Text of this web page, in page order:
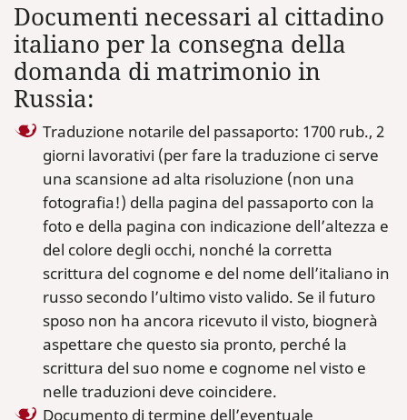
Documenti necessari al cittadino
italiano per la consegna della
domanda di matrimonio in
Russia:
Traduzione notarile del passaporto: 1700 rub., 2
giorni lavorativi (per fare la traduzione ci serve
una scansione ad alta risoluzione (non una
fotografia!) della pagina del passaporto con la
foto e della pagina con indicazione dell’altezza e
del colore degli occhi, nonché la corretta
scrittura del cognome e del nome dell’italiano in
russo secondo l’ultimo visto valido. Se il futuro
sposo non ha ancora ricevuto il visto, biognerà
aspettare che questo sia pronto, perché la
scrittura del suo nome e cognome nel visto e
nelle traduzioni deve coincidere.
Documento di termine dell’eventuale